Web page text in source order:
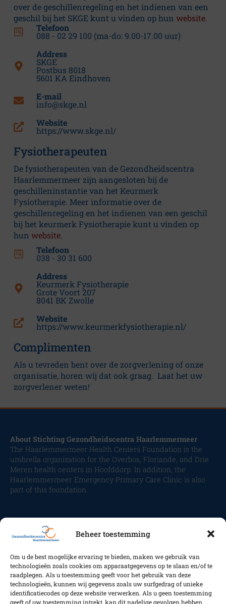
Beheer toestemming
Om u de best mogelijke ervaring te bieden, maken we gebruik van
technologieën zoals cookies om apparaatgegevens op te slaan en/of te
raadplegen. Als u toestemming geeft voor het gebruik van deze
technologieën, kunnen wij gegevens zoals uw surfgedrag of unieke
identificatiecodes op deze website verwerken. Als u geen toestemming
geeft of uw toestemming intrekt, kan dit nadelige gevolgen hebben
over de geschillenregeling en het indienen van een
geschil bij het SKGE kunt u vinden op hun website.
Telefoon
088 - 02 29 100 (ma-do: 9.00-17.00 uur)
Address
SKGE
Postbus 8018
5601 KA Eindhoven
E-mail
info@skge.nl
Website
https://www.skge.nl/
Fysiotherapeuten
De fysiotherapeuten van de Gezondheidscentra
Haarlemmermeer zijn aangesloten bij de
geschilleninstantie van het Keurmerk
Fysiotherapie. Meer informatie over de
geschillenregeling en het indienen van een geschil
bij het keurmerk Fysiotherapie kunt u vinden op
hun website.
Telefoon
038 - 30 31 600
Address
Keurmerk Fysiotherapie
Grote Voort 207
8041 BK Zwolle
Website
https://www.keurmerkfysiotherapie.nl/
Complimenten
Als u tevreden bent over de zorgverlening of onze
organisatie, horen wij dat ook graag. Laat het uw
zorgverlener weten!
About Stichting Gezondheidscentra Haarlemmermeer
The Haarlemmermeer Health Centers Foundation is the
umbrella organization for the Overbos, Floriande, and Drie
Meren health centers in Hoofddorp. In addition, the
Haarlemmermeer Emergency Primary Care Clinic is also
part of this foundation.
Volg ons